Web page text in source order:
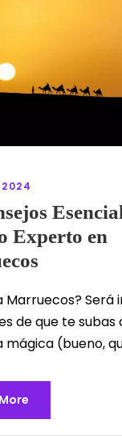
2024
Experto en
Marruecos? Será
de que te subas
(bueno,